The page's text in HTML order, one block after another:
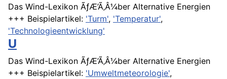
Das Wind-Lexikon ÃƒÆ’Ã‚Â¼ber Alternative Energien
+++ Beispielartikel: 'Turm', 'Temperatur',
'Technologieentwicklung'
U
Das Wind-Lexikon ÃƒÆ’Ã‚Â¼ber Alternative Energien
+++ Beispielartikel: 'Umweltmeteorologie',